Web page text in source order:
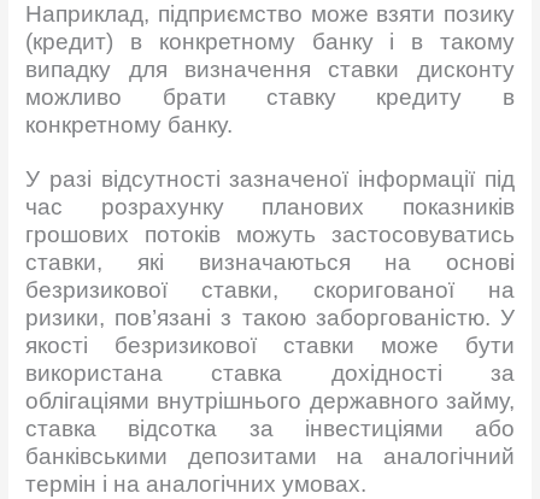
Наприклад, підприємство може взяти позику
(кредит) в конкретному банку і в такому
випадку для визначення ставки дисконту
можливо брати ставку кредиту в
конкретному банку.
У разі відсутності зазначеної інформації під
час розрахунку планових показників
грошових потоків можуть застосовуватись
ставки, які визначаються на основі
безризикової ставки, скоригованої на
ризики, пов’язані з такою заборгованістю. У
якості безризикової ставки може бути
використана ставка дохідності за
облігаціями внутрішнього державного займу,
ставка відсотка за інвестиціями або
банківськими депозитами на аналогічний
термін і на аналогічних умовах.